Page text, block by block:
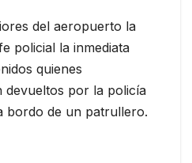
del aeropuerto la
policial la inmediata
quienes
devueltos por la policía
bordo de un patrullero.